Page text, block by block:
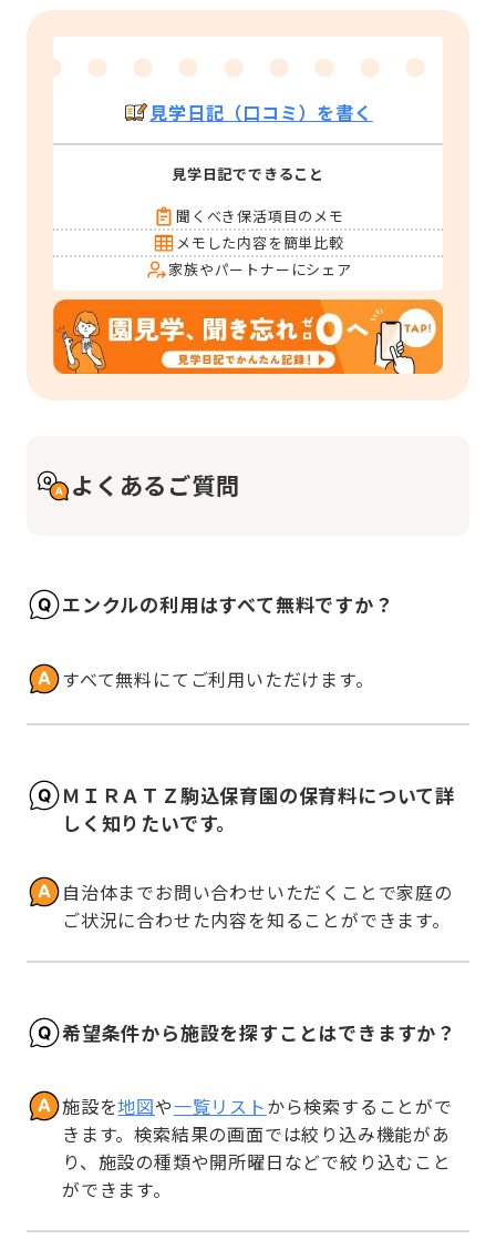
見学日記（口コミ）を書く
見学日記でできること
聞くべき保活項目のメモ
メモした内容を簡単比較
家族やパートナーにシェア
よくあるご質問
エンクルの利用はすべて無料ですか？
すべて無料にてご利用いただけます。
ＭＩＲＡＴＺ駒込保育園の保育料について詳
しく知りたいです。
自治体までお問い合わせいただくことで家庭の
ご状況に合わせた内容を知ることができます。
希望条件から施設を探すことはできますか？
施設を地図や一覧リストから検索することがで
きます。検索結果の画面では絞り込み機能があ
り、施設の種類や開所曜日などで絞り込むこと
ができます。